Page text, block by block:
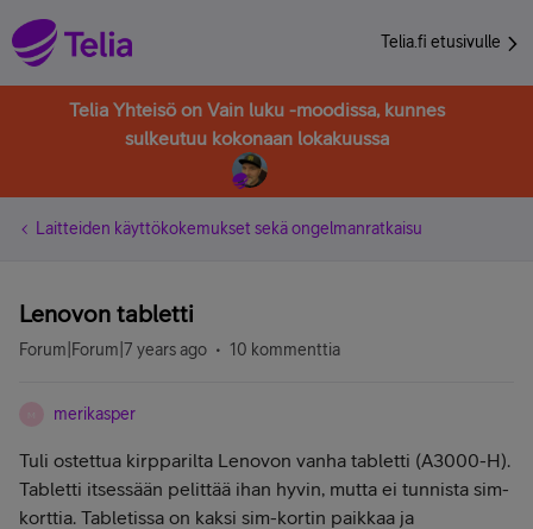
Telia.fi etusivulle
Telia Yhteisö on Vain luku -moodissa, kunnes
sulkeutuu kokonaan lokakuussa
Laitteiden käyttökokemukset sekä ongelmanratkaisu
Lenovon tabletti
Forum|Forum|7 years ago 10 kommenttia
merikasper
Tuli ostettua kirpparilta Lenovon vanha tabletti (A3000-H).
Tabletti itsessään pelittää ihan hyvin, mutta ei tunnista sim-
korttia. Tabletissa on kaksi sim-kortin paikkaa ja